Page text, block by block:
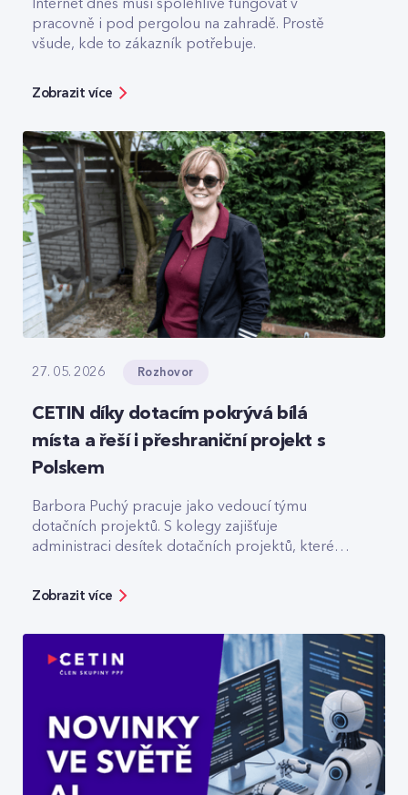
Internet dnes musí spolehlivě fungovat v
pracovně i pod pergolou na zahradě. Prostě
všude, kde to zákazník potřebuje.
Zobrazit více
27. 05. 2026 Rozhovor
CETIN díky dotacím pokrývá bílá
místa a řeší i přeshraniční projekt s
Polskem
Barbora Puchý pracuje jako vedoucí týmu
dotačních projektů. S kolegy zajišťuje
administraci desítek dotačních projektů, které
lokalitách.
Zobrazit více